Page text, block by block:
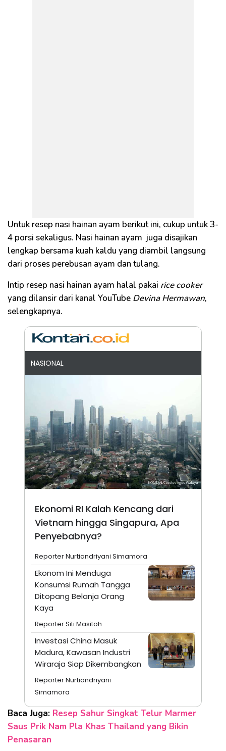
Untuk resep nasi hainan ayam berikut ini, cukup untuk 3-
4 porsi sekaligus. Nasi hainan ayam juga disajikan
lengkap bersama kuah kaldu yang diambil langsung
dari proses perebusan ayam dan tulang.
Intip resep nasi hainan ayam halal pakai rice cooker
yang dilansir dari kanal YouTube Devina Hermawan,
selengkapnya.
NASIONAL
Ekonomi RI Kalah Kencang dari
Vietnam hingga Singapura, Apa
Penyebabnya?
Reporter Nurtiandriyani Simamora
Ekonom Ini Menduga
Konsumsi Rumah Tangga
Ditopang Belanja Orang
Kaya
Reporter Siti Masitoh
Investasi China Masuk
Madura, Kawasan Industri
Wiraraja Siap Dikembangkan
Reporter Nurtiandriyani
Simamora
Baca Juga: Resep Sahur Singkat Telur Marmer
Saus Prik Nam Pla Khas Thailand yang Bikin
Penasaran